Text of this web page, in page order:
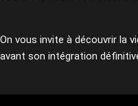
On vous invite à découvrir la
avant son intégration